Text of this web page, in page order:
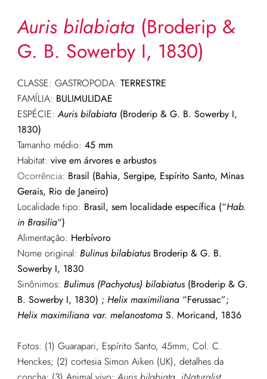
Auris bilabiata(Broderip &
G. B. Sowerby I, 1830)
CLASSE: GASTROPODA: TERRESTRE
FAMÍLIA: BULIMULIDAE
ESPÉCIE:Auris bilabiata(Broderip & G. B. Sowerby I,
1830)
Tamanho médio: 45 mm
Habitat: vive em árvores e arbustos
Ocorrência: Brasil (Bahia, Sergipe, Espírito Santo, Minas
Gerais, Rio de Janeiro)
Localidade tipo: Brasil, sem localidade específica (“Hab.
in Brasilia“)
Alimentação: Herbívoro
Nome original: Bulinus bilabiatusBroderip & G. B.
Sowerby I, 1830
Sinônimos: Bulimus (Pachyotus) bilabiatus(Broderip & G.
B. Sowerby I, 1830) ; Helix maximiliana“Ferussac”;
Helix maximiliana var. melanostomaS. Moricand, 1836
Fotos: (1) Guarapari, Espírito Santo, 45mm, Col. C.
Henckes; (2) cortesia Simon Aiken (UK), detalhes da